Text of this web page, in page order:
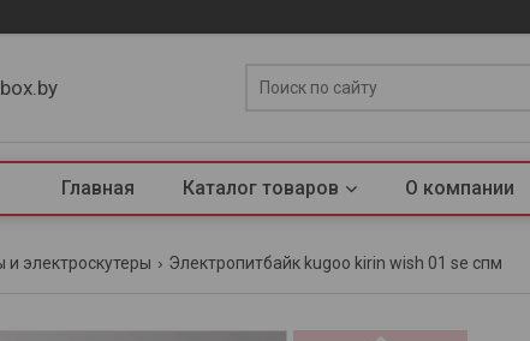
Главная Каталог товаров О компании
электроскутеры Электропитбайк kugoo kirin wish 01 se спм